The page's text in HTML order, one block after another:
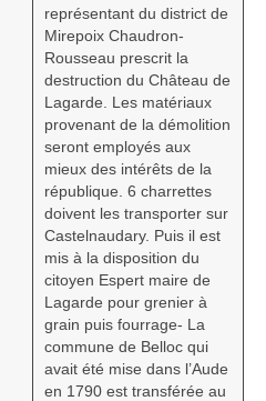
représentant du district de
Mirepoix Chaudron-
Rousseau prescrit la
destruction du Château de
Lagarde. Les matériaux
provenant de la démolition
seront employés aux
mieux des intérêts de la
république. 6 charrettes
doivent les transporter sur
Castelnaudary. Puis il est
mis à la disposition du
citoyen Espert maire de
Lagarde pour grenier à
grain puis fourrage- La
commune de Belloc qui
avait été mise dans l’Aude
en 1790 est transférée au